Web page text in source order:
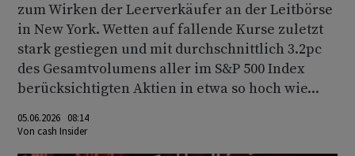
zum Wirken der Leerverkäufer an der Leitbörse
in New York. Wetten auf fallende Kurse zuletzt
stark gestiegen und mit durchschnittlich 3.2pc
des Gesamtvolumens aller im S&P 500 Index
berücksichtigten Aktien in etwa so hoch wie...
05.06.2026 08:14
Von cash Insider